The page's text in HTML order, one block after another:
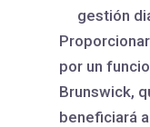
gestión
por un
Brunswick,
beneficiará